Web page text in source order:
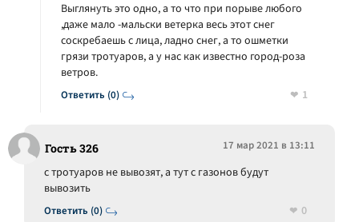
Ответить (0)
Выглянуть это одно, а то что при порыве любого
,даже мало -мальски ветерка весь этот снег
соскребаешь с лица, ладно снег, а то ошметки
грязи тротуаров, а у нас как известно город-роза
ветров.
1
Гость 326 17 мар 2021 в 13:11
Ответить (0)
с тротуаров не вывозят, а тут с газонов будут
вывозить
0